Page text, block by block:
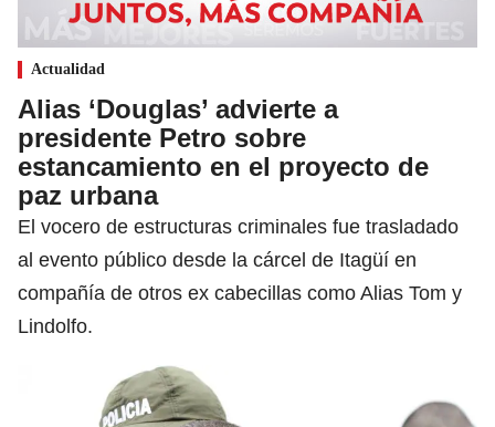
Actualidad
Alias ‘Douglas’ advierte a
presidente Petro sobre
estancamiento en el proyecto de
paz urbana
El vocero de estructuras criminales fue trasladado
al evento público desde la cárcel de Itagüí en
compañía de otros ex cabecillas como Alias Tom y
Lindolfo.